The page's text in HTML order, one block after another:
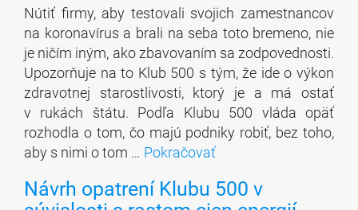
Nútiť firmy, aby testovali svojich zamestnancov
na koronavírus a brali na seba toto bremeno, nie
je ničím iným, ako zbavovaním sa zodpovednosti.
Upozorňuje na to Klub 500 s tým, že ide o výkon
zdravotnej starostlivosti, ktorý je a má ostať
v rukách štátu. Podľa Klubu 500 vláda opäť
rozhodla o tom, čo majú podniky robiť, bez toho,
aby s nimi o tom … Pokračovať
Návrh opatrení Klubu 500 v